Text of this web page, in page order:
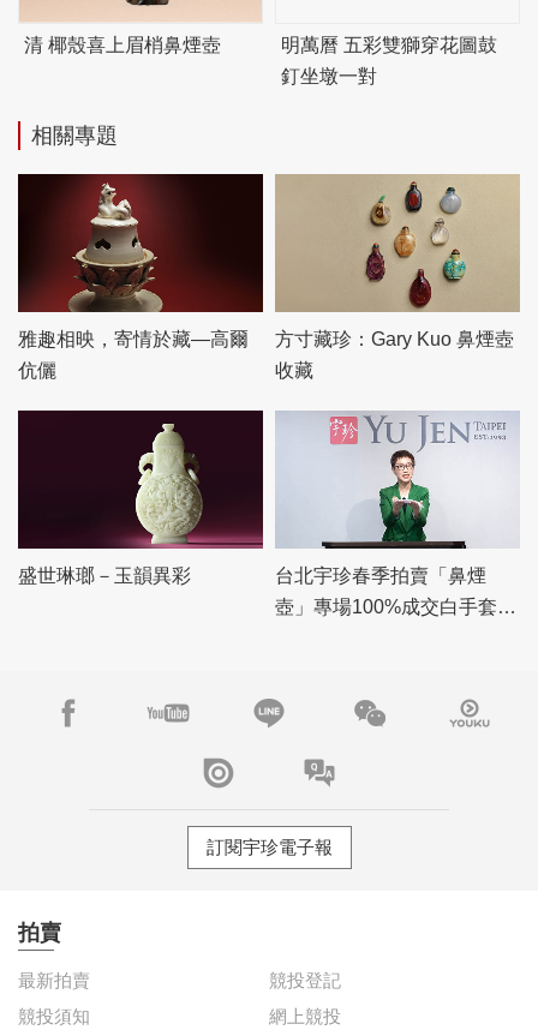
清 椰殼喜上眉梢鼻煙壺
明萬曆 五彩雙獅穿花圖鼓
釘坐墩一對
相關專題
雅趣相映，寄情於藏—高爾
伉儷
方寸藏珍：Gary Kuo 鼻煙壺
收藏
盛世琳瑯－玉韻異彩
台北宇珍春季拍賣「鼻煙
壺」專場100%成交白手套，
訂閱宇珍電子報
拍賣
最新拍賣
競投登記
競投須知
網上競投